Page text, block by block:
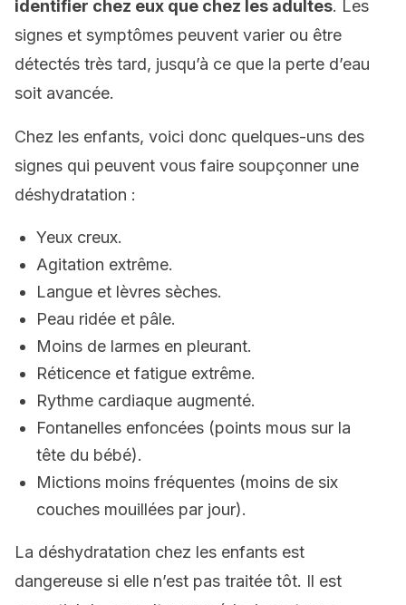
identifier chez eux que chez les adultes. Les
signes et symptômes peuvent varier ou être
détectés très tard, jusqu’à ce que la perte d’eau
soit avancée.
Chez les enfants, voici donc quelques-uns des
signes qui peuvent vous faire soupçonner une
déshydratation :
Yeux creux.
Agitation extrême.
Langue et lèvres sèches.
Peau ridée et pâle.
Moins de larmes en pleurant.
Réticence et fatigue extrême.
Rythme cardiaque augmenté.
Fontanelles enfoncées (points mous sur la
tête du bébé).
Mictions moins fréquentes (moins de six
couches mouillées par jour).
La déshydratation chez les enfants est
dangereuse si elle n’est pas traitée tôt. Il est